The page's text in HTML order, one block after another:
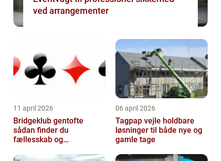
ved arrangementer
11 april 2026
Bridgeklub gentofte
sådan finder du
fællesskab og
06 april 2026
Tagpap vejle holdbare
løsninger til både nye og
gamle tage